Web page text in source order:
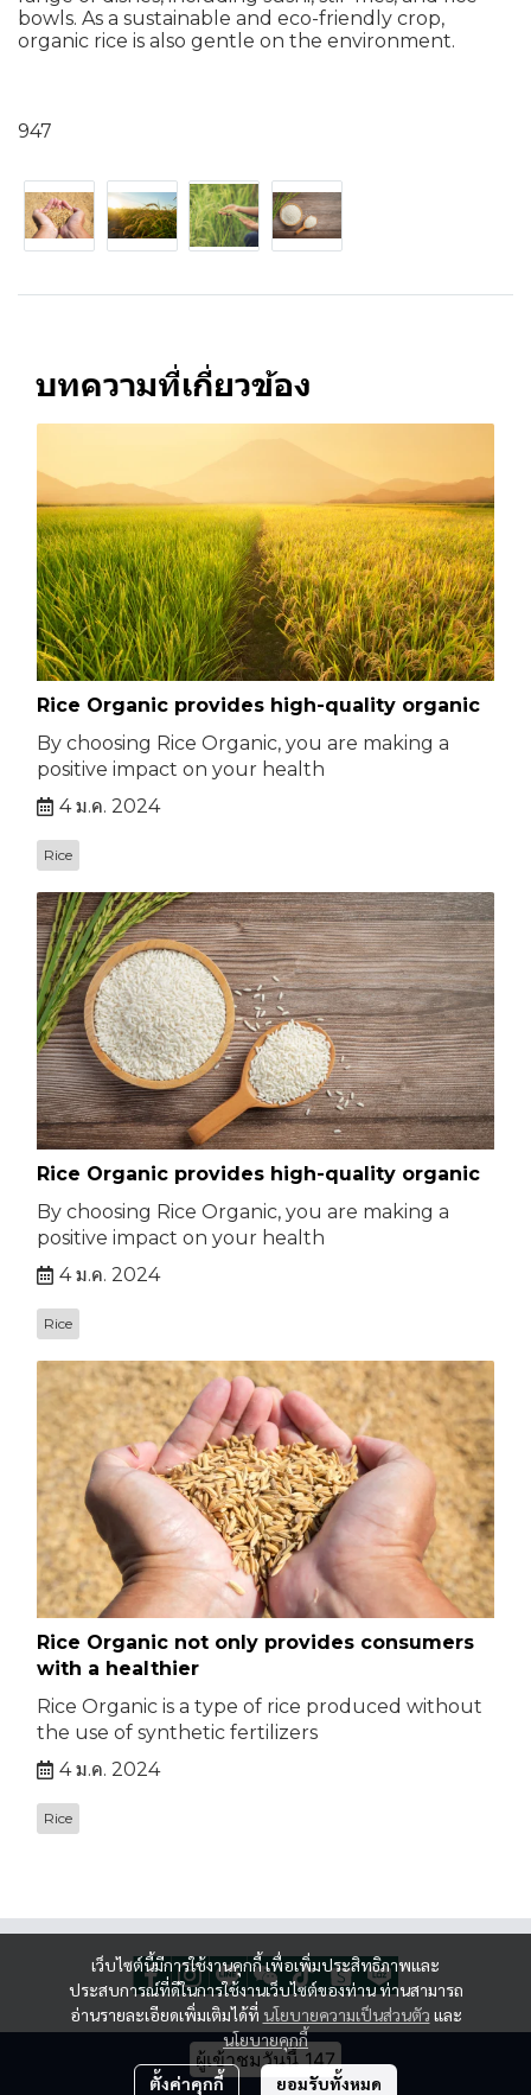
bowls. As a sustainable and eco-friendly crop,
organic rice is also gentle on the environment.
947
บทความที่เกี่ยวข้อง
Rice Organic provides high-quality organic
By choosing Rice Organic, you are making a
positive impact on your health
4 ม.ค. 2024
Rice
Rice Organic provides high-quality organic
By choosing Rice Organic, you are making a
positive impact on your health
4 ม.ค. 2024
Rice
Rice Organic not only provides consumers
with a healthier
Rice Organic is a type of rice produced without
the use of synthetic fertilizers
4 ม.ค. 2024
Rice
เว็บไซต์นี้มีการใช้งานคุกกี้ เพื่อเพิ่มประสิทธิภาพและ
ประสบการณ์ที่ดีในการใช้งานเว็บไซต์ของท่าน ท่านสามารถ
อ่านรายละเอียดเพิ่มเติมได้ที่ นโยบายความเป็นส่วนตัว และ
นโยบายคุกกี้
ตั้งค่าคุกกี้ ยอมรับทั้งหมด
ผู้เข้าชมวันนี้147